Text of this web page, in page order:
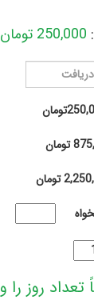
250,000 تومان
تومان
تومان
تعداد روز را